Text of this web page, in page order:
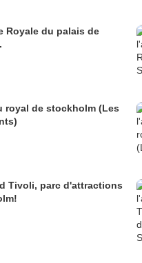
Royale du palais de
royal de stockholm (Les
Tivoli, parc d'attractions